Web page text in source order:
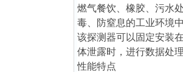
燃气餐饮、橡胶、污水
毒、防窒息的工业环境
该探测器可以固定安装
体泄露时，进行数据处
性能特点